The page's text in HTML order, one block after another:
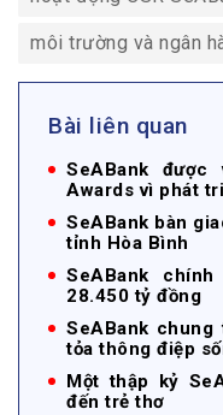
môi trường và ngân
Bài liên quan
SeABank được
Awards vì phát
SeABank bàn
tỉnh Hòa Bình
SeABank
28.450 tỷ đồng
SeABank
tỏa thông điệp
Một thập kỷ
đến trẻ thơ